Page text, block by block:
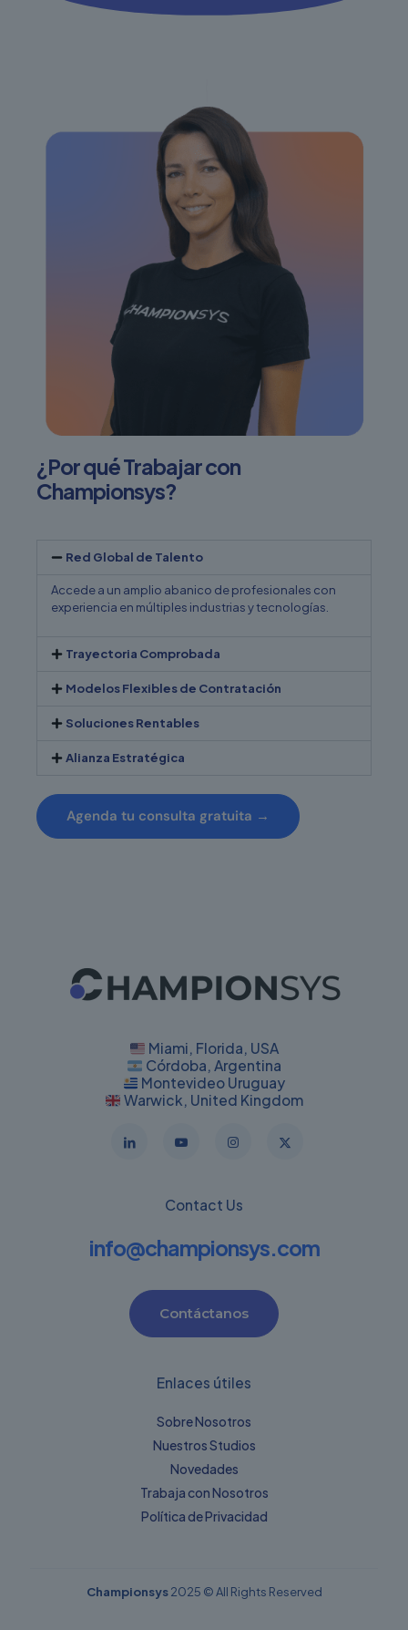
¿Por qué Trabajar con
Championsys?
Red Global de Talento
Accede a un amplio abanico de profesionales con
experiencia en múltiples industrias y tecnologías.
Trayectoria Comprobada
Modelos Flexibles de Contratación
Soluciones Rentables
Alianza Estratégica
Agenda tu consulta gratuita →
Miami, Florida, USA
Córdoba, Argentina
Montevideo Uruguay
Warwick, United Kingdom
Contact Us
info@championsys.com
Contáctanos
Enlaces útiles
Sobre Nosotros
Nuestros Studios
Novedades
Trabaja con Nosotros
Política de Privacidad
Championsys2025 © All Rights Reserved